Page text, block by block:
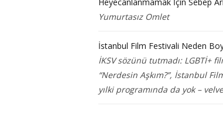
Yumurtasız Omlet
İstanbul Film Festivali Neden
İKSV sözünü tutmadı: LGBTİ+
“Nerdesin Aşkım?”, İstanbul
yılki programında da yok –